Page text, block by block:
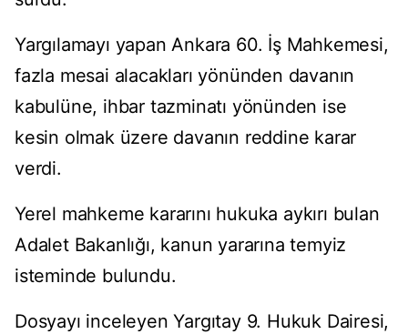
Yargılamayı yapan Ankara 60. İş Mahkemesi,
fazla mesai alacakları yönünden davanın
kabulüne, ihbar tazminatı yönünden ise
kesin olmak üzere davanın reddine karar
verdi.
Yerel mahkeme kararını hukuka aykırı bulan
Adalet Bakanlığı, kanun yararına temyiz
isteminde bulundu.
Dosyayı inceleyen Yargıtay 9. Hukuk Dairesi,